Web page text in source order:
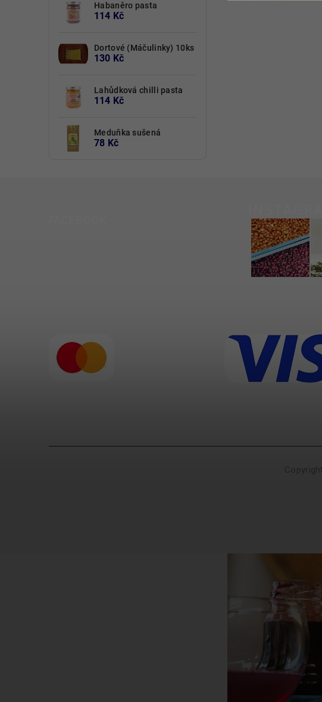
Habaněro pasta
114 Kč
Dortové (Máčulinky) 10ks
130 Kč
Lahůdková chilli pasta
114 Kč
Meduňka sušená
78 Kč